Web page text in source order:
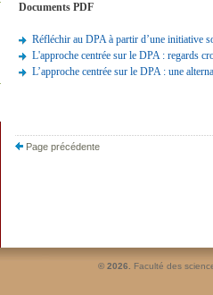
Documents PDF
Réfléchir au DPA à partir d’une initiative
L'approche centrée sur le DPA : regards
L’approche centrée sur le DPA : une
Page précédente
© 2026. Faculté des